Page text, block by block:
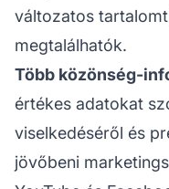
változatos
megtalálhatók.
Több közönség-
értékes adatokat
viselkedéséről és
jövőbeni